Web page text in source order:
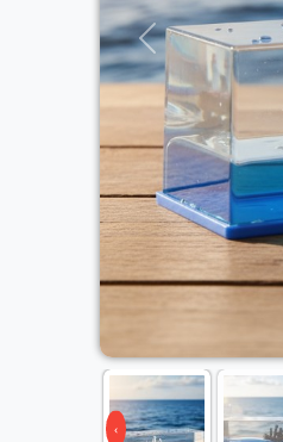
Previous
‹